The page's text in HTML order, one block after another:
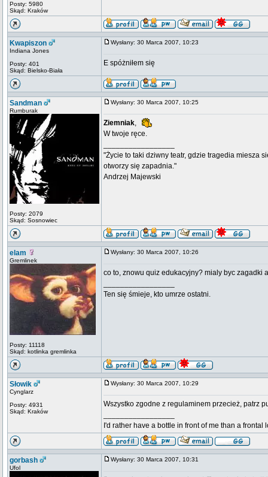
Posty: 5980
Skąd: Kraków
Kwapiszon
Indiana Jones
Posty: 401
Skąd: Bielsko-Biała
Wysłany: 30 Marca 2007, 10:23
E spóżniłem się
Sandman
Rumburak
Posty: 2079
Skąd: Sosnowiec
Wysłany: 30 Marca 2007, 10:25
Ziemniak,
W twoje ręce.
"Życie to taki dziwny teatr, gdzie tragedia miesza
otworzy się zapadnia."
Andrzej Majewski
elam
Gremlinek
Posty: 11118
Skąd: kotlinka gremlinka
Wysłany: 30 Marca 2007, 10:26
co to, znowu quiz edukacyjny? mialy byc zagadki
Ten się śmieje, kto umrze ostatni.
Słowik
Cynglarz
Posty: 4931
Skąd: Kraków
Wysłany: 30 Marca 2007, 10:29
Wszystko zgodne z regulaminem przecież, patrz
I'd rather have a bottle in front of me than a frontal
gorbash
Ufol
Wysłany: 30 Marca 2007, 10:31